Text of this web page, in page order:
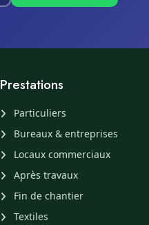
Prestations
Particuliers
Bureaux & entreprises
Locaux commerciaux
Après travaux
Fin de chantier
Textiles